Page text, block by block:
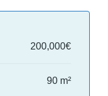
200,000€
90 m²